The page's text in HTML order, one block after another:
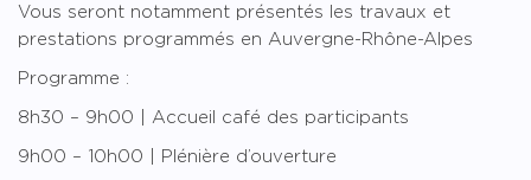
Vous seront notamment présentés les travaux et
prestations programmés en Auvergne-Rhône-Alpes
Programme :
8h30 – 9h00 | Accueil café des participants
9h00 – 10h00 | Plénière d’ouverture